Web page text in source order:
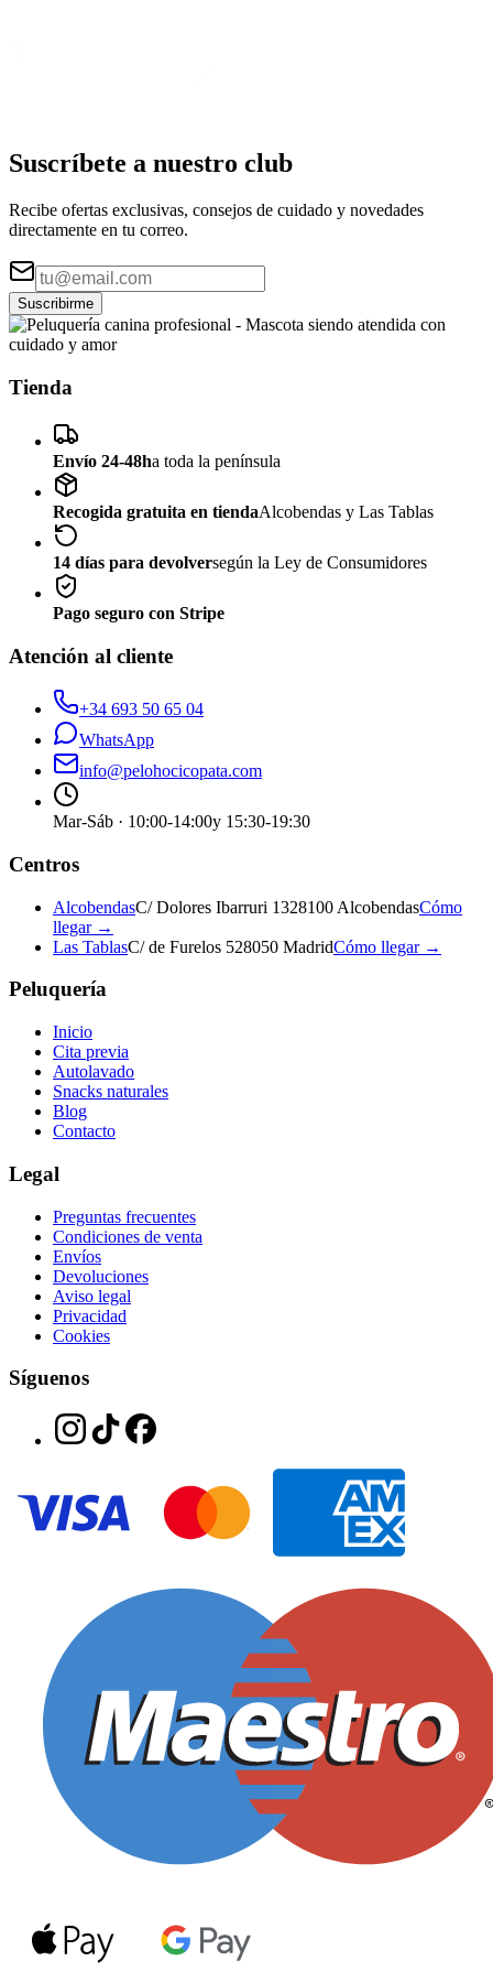
Suscríbete a nuestro club
Recibe ofertas exclusivas, consejos de cuidado y novedades
directamente en tu correo.
Suscribirme
Tienda
Envío 24-48ha toda la península
Recogida gratuita en tiendaAlcobendas y Las Tablas
14 días para devolversegún la Ley de Consumidores
Pago seguro con Stripe
Atención al cliente
+34 693 50 65 04
WhatsApp
info@pelohocicopata.com
Mar-Sáb · 10:00-14:00y 15:30-19:30
Centros
AlcobendasC/ Dolores Ibarruri 1328100 AlcobendasCómo
llegar →
Las TablasC/ de Furelos 528050 MadridCómo llegar →
Peluquería
Inicio
Cita previa
Autolavado
Snacks naturales
Blog
Contacto
Legal
Preguntas frecuentes
Condiciones de venta
Envíos
Devoluciones
Aviso legal
Privacidad
Cookies
Síguenos